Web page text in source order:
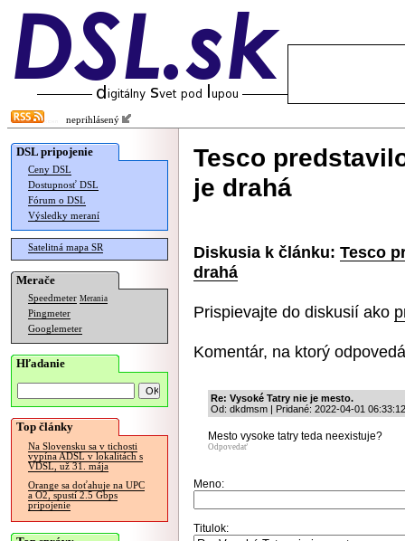
neprihlásený
DSL pripojenie
Ceny DSL
Dostupnosť DSL
Fórum o DSL
Výsledky meraní
Satelitná mapa SR
Merače
Speedmeter Merania
Pingmeter
Googlemeter
Hľadanie
Top články
Na Slovensku sa v tichosti
vypína ADSL v lokalitách s
VDSL, už 31. mája
Orange sa doťahuje na UPC
a O2, spustí 2.5 Gbps
pripojenie
Tesco
je drahá
Diskusia k článku: Tesco
drahá
Prispievajte do diskusií ako
Komentár, na ktorý
Re: Vysoké Tatry nie je mesto.
Od: dkdmsm | Pridané: 2022-04-01 06:33:12
Mesto vysoke tatry teda neexistuje?
Odpovedať
Meno:
Titulok: